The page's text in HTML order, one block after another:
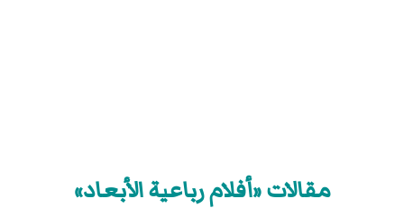
مقالات «أفلام رباعية الأبعاد»